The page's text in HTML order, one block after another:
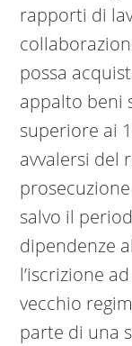
rapporti di
possa
appalto beni
superiore ai
avvalersi del
salvo il
dipendenze
l’iscrizione
vecchio
parte di una